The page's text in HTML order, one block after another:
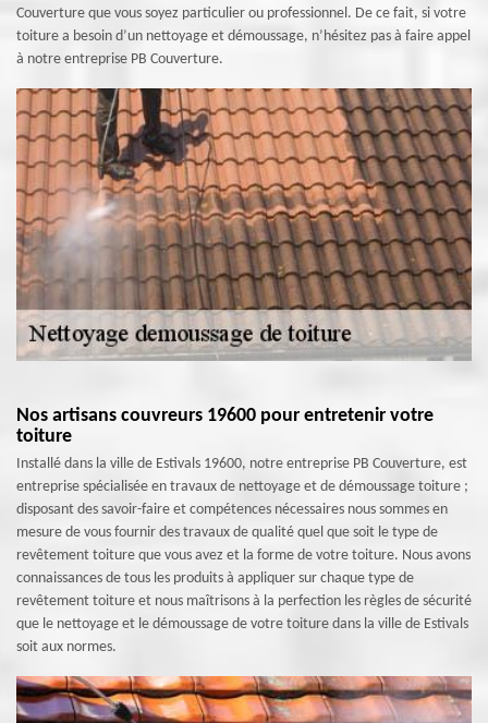
Couverture que vous soyez particulier ou professionnel. De ce fait, si votre
toiture a besoin d’un nettoyage et démoussage, n’hésitez pas à faire appel
à notre entreprise PB Couverture.
Nos artisans couvreurs 19600 pour entretenir votre
toiture
Installé dans la ville de Estivals 19600, notre entreprise PB Couverture, est
entreprise spécialisée en travaux de nettoyage et de démoussage toiture ;
disposant des savoir-faire et compétences nécessaires nous sommes en
mesure de vous fournir des travaux de qualité quel que soit le type de
revêtement toiture que vous avez et la forme de votre toiture. Nous avons
connaissances de tous les produits à appliquer sur chaque type de
revêtement toiture et nous maîtrisons à la perfection les règles de sécurité
que le nettoyage et le démoussage de votre toiture dans la ville de Estivals
soit aux normes.